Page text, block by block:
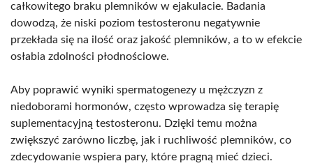
całkowitego braku plemników w ejakulacie. Badania
dowodzą, że niski poziom testosteronu negatywnie
przekłada się na ilość oraz jakość plemników, a to w efekcie
osłabia zdolności płodnościowe.
Aby poprawić wyniki spermatogenezy u mężczyzn z
niedoborami hormonów, często wprowadza się terapię
suplementacyjną testosteronu. Dzięki temu można
zwiększyć zarówno liczbę, jak i ruchliwość plemników, co
zdecydowanie wspiera pary, które pragną mieć dzieci.